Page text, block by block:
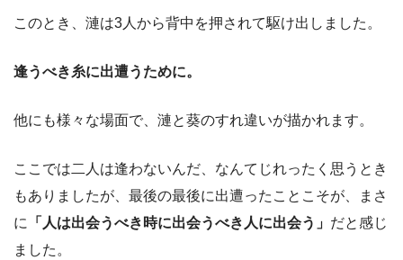
このとき、漣は3人から背中を押されて駆け出しました。
逢うべき糸に出遭うために。
他にも様々な場面で、漣と葵のすれ違いが描かれます。
ここでは二人は逢わないんだ、なんてじれったく思うとき
もありましたが、最後の最後に出遭ったことこそが、まさ
に
「人は出会うべき時に出会うべき人に出会う」 だと感じ
ました。